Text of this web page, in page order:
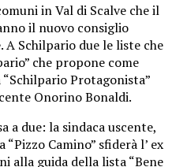
in Val di Scalve che il
il nuovo consiglio
A Schilpario due le liste che
che propone come
Protagonista”
Onorino Bonaldi.
a due: la sindaca uscente,
Camino” sfiderà l’ ex
alla guida della lista “Bene